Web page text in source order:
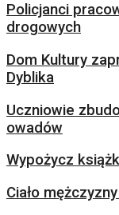
Policjanci
drogowych
Dom Kultury
Dyblika
Uczniowie
owadów
Wypożycz
Ciało